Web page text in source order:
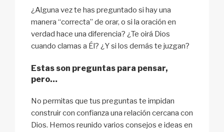
¿Alguna vez te has preguntado si hay una
manera “correcta” de orar, o si la oración en
verdad hace una diferencia? ¿Te oirá Dios
cuando clamas a Él? ¿Y si los demás te juzgan?
Estas son preguntas para pensar,
pero…
No permitas que tus preguntas te impidan
construir con confianza una relación cercana con
Dios. Hemos reunido varios consejos e ideas en